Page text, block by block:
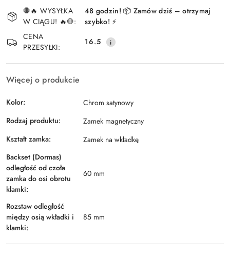
Wyślij
i
dostawa
🛑🔥 WYSYŁKA
W CIĄGU! 🔥🛑:
48 godzin! 📦 Zamów dziś – otrzymaj
szybko! ⚡
CENA
PRZESYŁKI:
16.5
Więcej o produkcie
Kolor:
Chrom satynowy
Rodzaj produktu:
Zamek magnetyczny
Kształt zamka:
Zamek na wkładkę
Backset (Dormas)
odległość od czoła
zamka do osi obrotu
klamki:
60 mm
Rozstaw odległość
między osią wkładki i
klamki:
85 mm